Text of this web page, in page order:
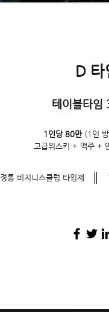
D 타
테이블타임
1인당 80만(1인
고급위스키 + 맥주 +
​정통 비지니스클럽 타입제